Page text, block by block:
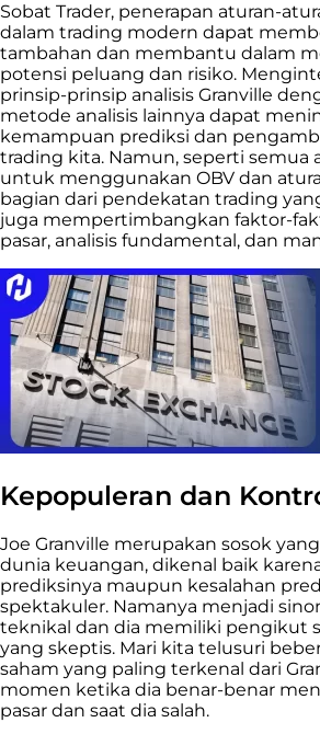
Sobat Trader, penerapan aturan-
dalam trading modern dapat
tambahan dan membantu dalam
potensi peluang dan risiko.
prinsip-prinsip analisis Granville
metode analisis lainnya dapat
kemampuan prediksi dan
trading kita. Namun, seperti semua
untuk menggunakan OBV dan
bagian dari pendekatan trading
juga mempertimbangkan faktor-
pasar, analisis fundamental, dan
Kepopuleran dan
Joe Granville merupakan sosok
dunia keuangan, dikenal baik
prediksinya maupun kesalahan
spektakuler. Namanya menjadi
teknikal dan dia memiliki pengikut
yang skeptis. Mari kita telusuri
saham yang paling terkenal dari
momen ketika dia benar-benar
pasar dan saat dia salah.